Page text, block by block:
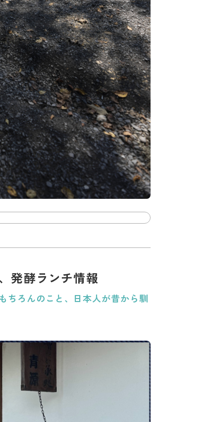
発酵ランチ情報
ちろんのこと、日本人が昔から馴